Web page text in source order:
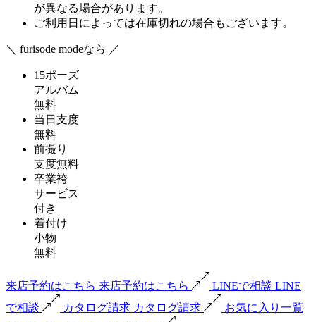
が異なる場合があります。
ご利用日によっては在庫切れの場合もございます。
＼ furisode modeなら ／
15ポーズ
アルバム
無料
当日支度
無料
前撮り
支度無料
卒業袴
サービス
付き
着付け
小物
無料
来店予約はこちら 来店予約はこちら LINEで相談 LINE
で相談
カタログ請求 カタログ請求
お気に入り一覧